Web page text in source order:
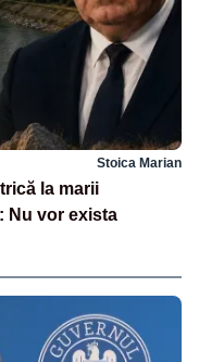
Stoica Marian
la marii
Nu vor exista